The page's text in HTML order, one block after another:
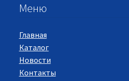
Меню
Главная
Каталог
Новости
Контакты